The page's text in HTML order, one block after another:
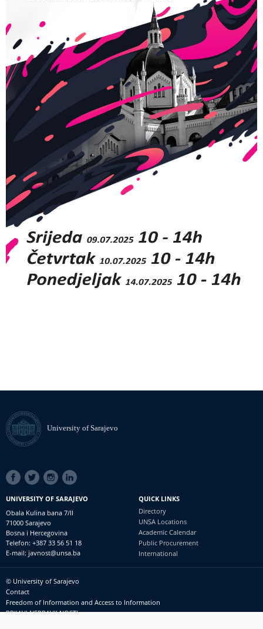
University of Sarajevo
SOCIAL
LINKS
UNIVERSITY OF SARAJEVO
Obala Kulina bana 7/II
71000 Sarajevo
Bosna i Hercegovina
Telefon: +387 33 56 51 18
E-mail: javnost@unsa.ba
QUICK LINKS
Directory
UNSA Locations
Academic Calendar
Public Procurement
International
Footer
meni
© University of Sarajevo
Contact
Freedom of Information and Access to Information
PRIJAVI NEPRAVILNOSTI